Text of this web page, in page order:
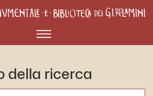
Menù
della ricerca